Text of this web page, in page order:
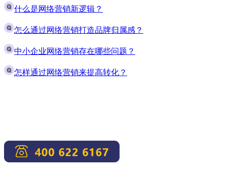
什么是网络营销新逻辑？
怎么通过网络营销打造品牌归属感？
中小企业网络营销存在哪些问题？
怎样通过网络营销来提高转化？